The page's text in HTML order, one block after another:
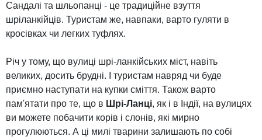
Сандалі та шльопанці - це традиційне взуття
шріланкійців. Туристам же, навпаки, варто гуляти в
кросівках чи легких туфлях.
Річ у тому, що вулиці шрі-ланкійських міст, навіть
великих, досить брудні. І туристам навряд чи буде
приємно наступати на купки сміття. Також варто
пам'ятати про те, що в Шрі-Ланці, як і в Індії, на вулицях
ви можете побачити корів і слонів, які мирно
прогулюються. А ці милі тварини залишають по собі